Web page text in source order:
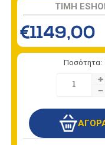
TIMH
€1149,00
Ποσότητα:
+
-